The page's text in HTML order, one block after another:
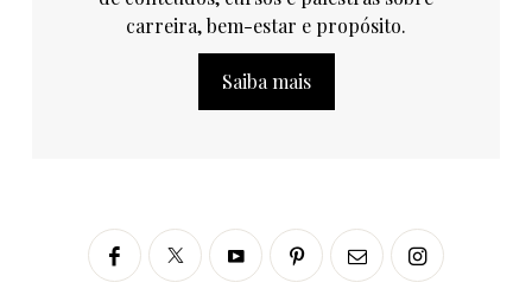
carreira, bem-estar e propósito.
Saiba mais